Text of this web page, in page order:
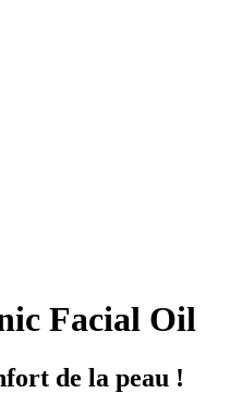
Facial Oil
de la peau !